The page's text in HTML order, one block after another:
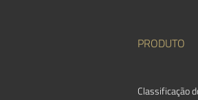
PRODUTO
Classificação